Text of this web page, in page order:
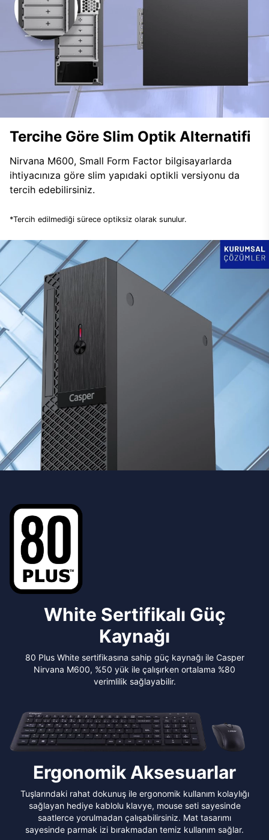
Tercihe Göre Slim Optik Alternatifi
Nirvana M600, Small Form Factor bilgisayarlarda
ihtiyacınıza göre slim yapıdaki optikli versiyonu da
tercih edebilirsiniz.
*Tercih edilmediği sürece optiksiz olarak sunulur.
White Sertifikalı Güç
Kaynağı
80 Plus White sertifikasına sahip güç kaynağı ile Casper
Nirvana M600, %50 yük ile çalışırken ortalama %80
verimlilik sağlayabilir.
Ergonomik Aksesuarlar
Tuşlarındaki rahat dokunuş ile ergonomik kullanım kolaylığı
sağlayan hediye kablolu klavye, mouse seti sayesinde
saatlerce yorulmadan çalışabilirsiniz. Mat tasarımı
sayesinde parmak izi bırakmadan temiz kullanım sağlar.